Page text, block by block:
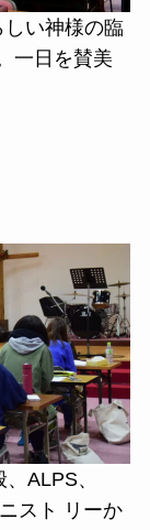
い神様の臨
一日を賛美
ALPS、
スト リーか